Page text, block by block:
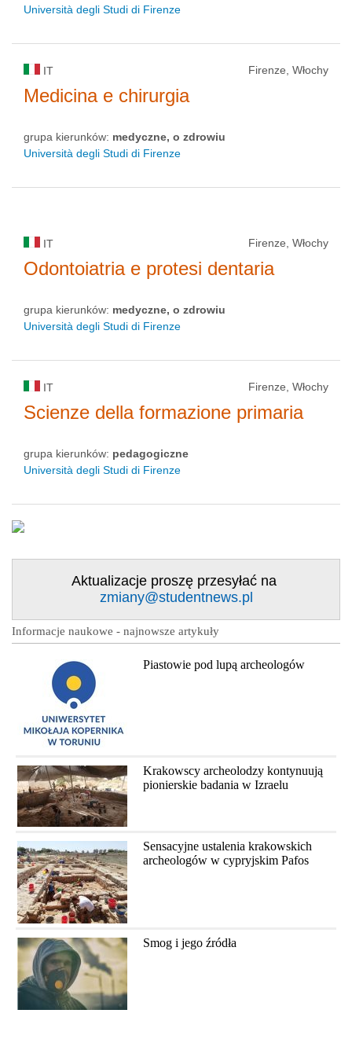
Università degli Studi di Firenze
IT Firenze, Włochy
Medicina e chirurgia
grupa kierunków: medyczne, o zdrowiu
Università degli Studi di Firenze
IT Firenze, Włochy
Odontoiatria e protesi dentaria
grupa kierunków: medyczne, o zdrowiu
Università degli Studi di Firenze
IT Firenze, Włochy
Scienze della formazione primaria
grupa kierunków: pedagogiczne
Università degli Studi di Firenze
Aktualizacje proszę przesyłać na
zmiany@studentnews.pl
Informacje naukowe - najnowsze artykuły
Piastowie pod lupą archeologów
Krakowscy archeolodzy kontynuują
pionierskie badania w Izraelu
Sensacyjne ustalenia krakowskich
archeologów w cypryjskim Pafos
Smog i jego źródła